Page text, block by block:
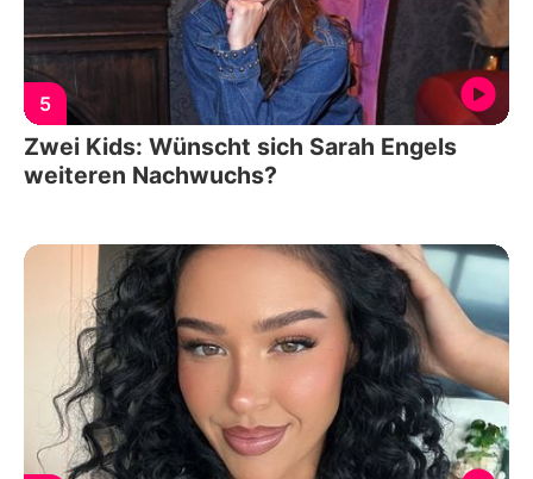
5
Zwei Kids: Wünscht sich Sarah Engels
weiteren Nachwuchs?